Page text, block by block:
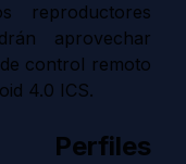
reproductores
aprovechar
control remoto
4.0 ICS.
Perfiles